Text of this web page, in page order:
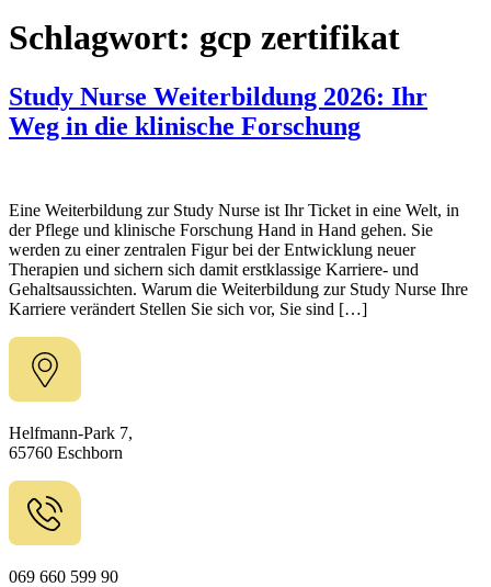
Schlagwort: gcp zertifikat
Study Nurse Weiterbildung 2026: Ihr
Weg in die klinische Forschung
Eine Weiterbildung zur Study Nurse ist Ihr Ticket in eine Welt, in
der Pflege und klinische Forschung Hand in Hand gehen. Sie
werden zu einer zentralen Figur bei der Entwicklung neuer
Therapien und sichern sich damit erstklassige Karriere- und
Gehaltsaussichten. Warum die Weiterbildung zur Study Nurse Ihre
Karriere verändert Stellen Sie sich vor, Sie sind […]
Helfmann-Park 7,
65760 Eschborn
069 660 599 90